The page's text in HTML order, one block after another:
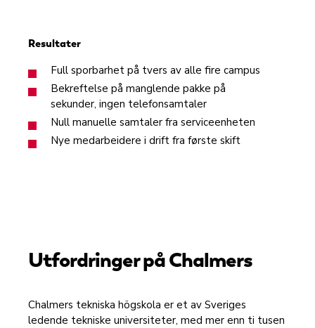
Resultater
Full sporbarhet på tvers av alle fire campus
Bekreftelse på manglende pakke på
sekunder, ingen telefonsamtaler
Null manuelle samtaler fra serviceenheten
Nye medarbeidere i drift fra første skift
Utfordringer på Chalmers
Chalmers tekniska högskola er et av Sveriges
ledende tekniske universiteter, med mer enn ti tusen